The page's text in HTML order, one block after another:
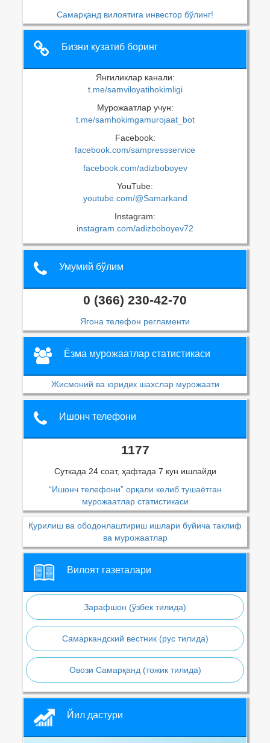
Самарқанд вилоятига инвестор бўлинг!
Бизни кузатиб боринг
Янгиликлар канали:
t.me/samviloyatihokimligi
Мурожаатлар учун:
t.me/samhokimgamurojaat_bot
Facebook:
facebook.com/sampressservice
facebook.com/adizboboyev
YouTube:
youtube.com/@Samarkand
Instagram:
instagram.com/adizboboyev72
Умумий бўлим
0 (366) 230-42-70
Ягона телефон регламенти
Ёзма мурожаатлар статистикаси
Жисмоний ва юридик шахслар мурожаати
Ишонч телефони
1177
Суткада 24 соат, ҳафтада 7 кун ишлайди
“Ишонч телефони” орқали келиб тушаётган
мурожаатлар статистикаси
Қурилиш ва ободонлаштириш ишлари буйича таклиф
ва мурожаатлар
Вилоят газеталари
Зарафшон (ўзбек тилида)
Самаркандский вестник (рус тилида)
Овози Самарқанд (тожик тилида)
Йил дастури